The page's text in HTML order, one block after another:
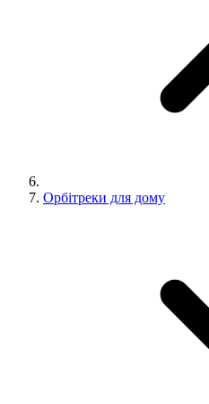
Орбітреки для дому